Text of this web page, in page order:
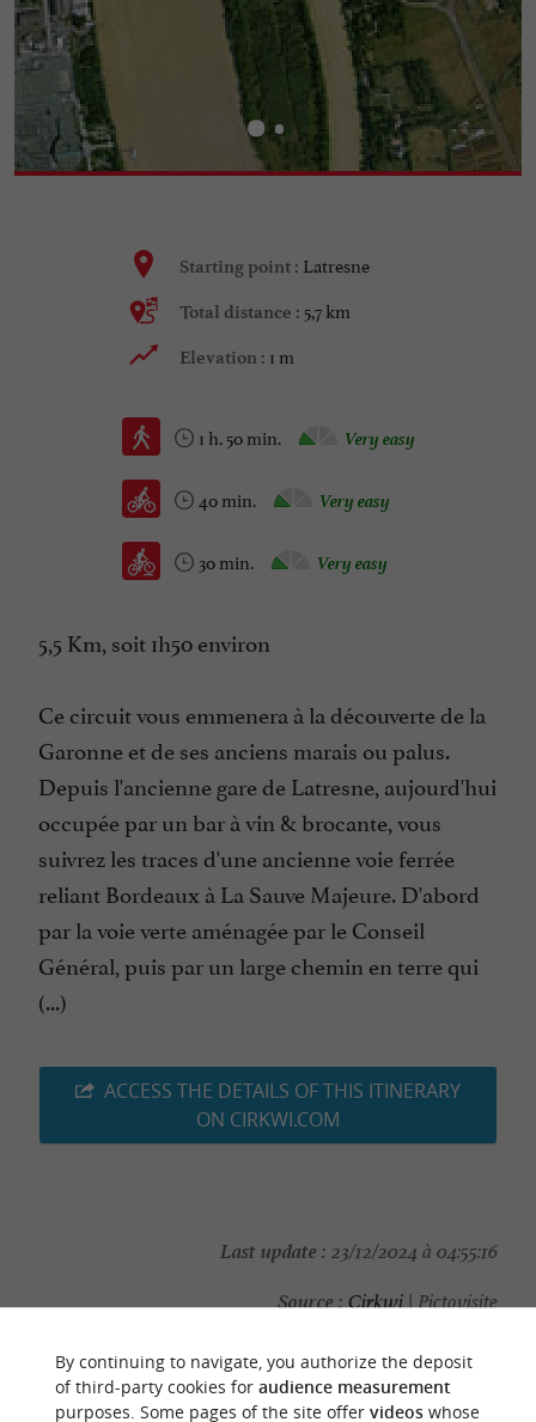
Starting point : Latresne
Total distance : 5,7 km
Elevation : 1 m
1 h. 50 min. Very easy
40 min. Very easy
30 min. Very easy
5,5 Km, soit 1h50 environ
Ce circuit vous emmenera à la découverte de la
Garonne et de ses anciens marais ou palus.
Depuis l'ancienne gare de Latresne, aujourd'hui
occupée par un bar à vin & brocante, vous
suivrez les traces d'une ancienne voie ferrée
reliant Bordeaux à La Sauve Majeure. D'abord
par la voie verte aménagée par le Conseil
Général, puis par un large chemin en terre qui
(...)
ACCESS THE DETAILS OF THIS ITINERARY
ON CIRKWI.COM
Last update : 23/12/2024 à 04:55:16
Source :Cirkwi| Pictovisite
By continuing to navigate, you authorize the deposit
of third-party cookies for audience measurement
purposes. Some pages of the site offer videoswhose